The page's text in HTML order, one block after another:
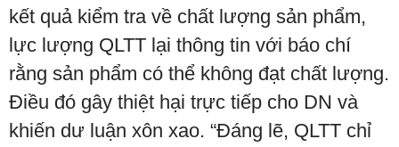
kết quả kiểm tra về chất lượng sản phẩm,
lực lượng QLTT lại thông tin với báo chí
rằng sản phẩm có thể không đạt chất lượng.
Điều đó gây thiệt hại trực tiếp cho DN và
khiến dư luận xôn xao. “Đáng lẽ, QLTT chỉ